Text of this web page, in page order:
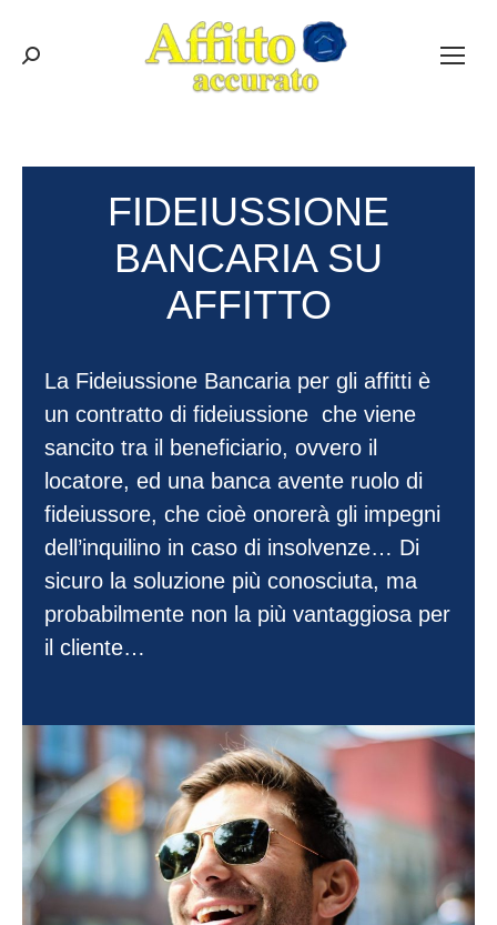
Cerca:
FIDEIUSSIONE
BANCARIA SU
AFFITTO
La Fideiussione Bancaria per gli affitti è
un contratto di fideiussione che viene
sancito tra il beneficiario, ovvero il
locatore, ed una banca avente ruolo di
fideiussore, che cioè onorerà gli impegni
dell’inquilino in caso di insolvenze… Di
sicuro la soluzione più conosciuta, ma
probabilmente non la più vantaggiosa per
il cliente…